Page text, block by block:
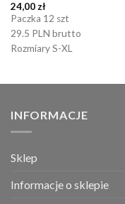
24,00 zł
Paczka 12 szt
29.5 PLN brutto
Rozmiary S-XL
INFORMACJE
Sklep
Informacje o sklepie